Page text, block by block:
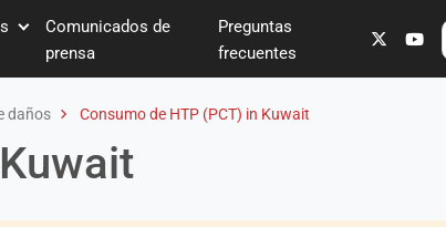
Comunicados de
prensa
Preguntas
frecuentes
daños Consumo de HTP (PCT) in Kuwait